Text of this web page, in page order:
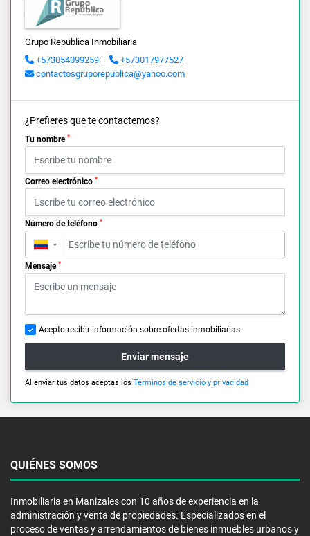
Grupo Republica Inmobiliaria
+573054099259 |
+573017977527
contactosgruporepublica@yahoo.com
¿Prefieres que te contactemos?
Tu nombre *
Correo electrónico *
Número de teléfono *
▼
Mensaje *
Acepto recibir información sobre ofertas inmobiliarias
Enviar mensaje
Al enviar tus datos aceptas los Términos de servicio y privacidad
QUIÉNES SOMOS
Inmobiliaria en Manizales con 10 años de experiencia en la
administración y venta de propiedades. Especializados en el
proceso de ventas y arrendamientos de bienes inmuebles urbanos y